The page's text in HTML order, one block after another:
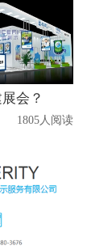
会？
1805人阅读